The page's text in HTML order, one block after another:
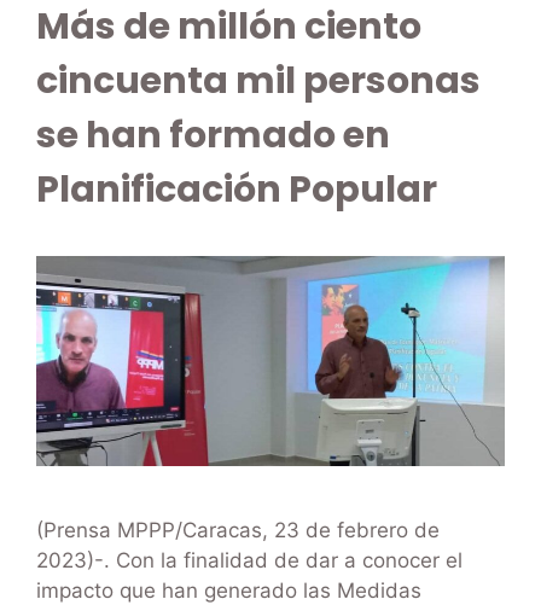
Más de millón ciento
cincuenta mil personas
se han formado en
Planificación Popular
(Prensa MPPP/Caracas, 23 de febrero de
2023)-. Con la finalidad de dar a conocer el
impacto que han generado las Medidas